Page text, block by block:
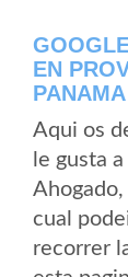
EN
PANAMA
Aqui os
le gusta
cual
recorrer